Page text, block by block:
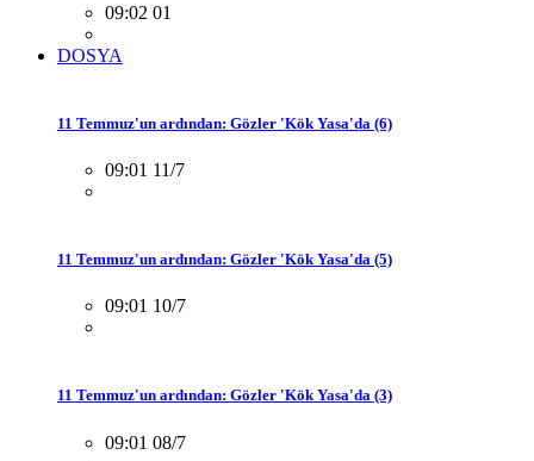
09:02 01
DOSYA
11 Temmuz'un ardından: Gözler 'Kök Yasa'da (6)
09:01 11/7
11 Temmuz'un ardından: Gözler 'Kök Yasa'da (5)
09:01 10/7
11 Temmuz'un ardından: Gözler 'Kök Yasa'da (3)
09:01 08/7